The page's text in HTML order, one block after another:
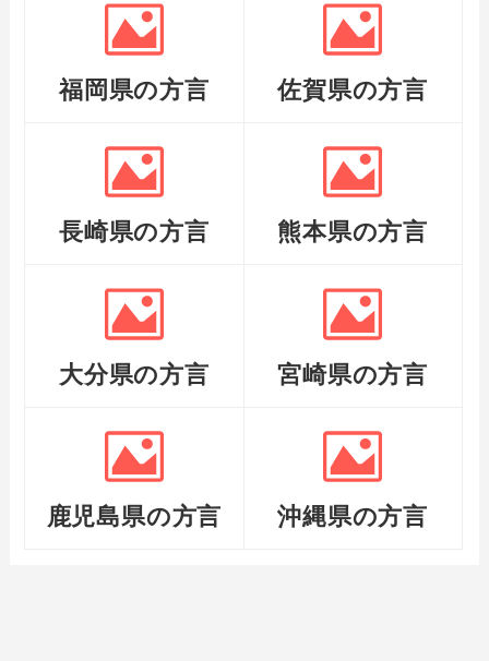
福岡県の方言 佐賀県の方言
長崎県の方言 熊本県の方言
大分県の方言 宮崎県の方言
鹿児島県の方言 沖縄県の方言